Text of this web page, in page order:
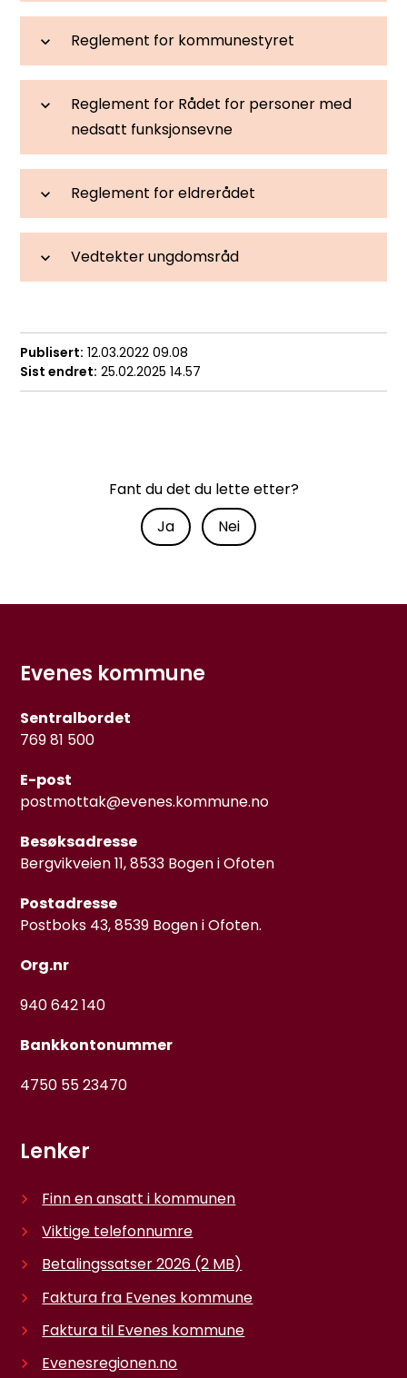
Reglement for kommunestyret
Reglement for Rådet for personer med
nedsatt funksjonsevne
Reglement for eldrerådet
Vedtekter ungdomsråd
Publisert 12.03.2022 09.08
Sist endret 25.02.2025 14.57
Fant du det du lette etter?
Ja
Nei
Evenes kommune
Sentralbordet
769 81 500
E-post
postmottak@evenes.kommune.no
Besøksadresse
Bergvikveien 11, 8533 Bogen i Ofoten
Postadresse
Postboks 43, 8539 Bogen i Ofoten.
Org.nr
940 642 140
Bankkontonummer
4750 55 23470
Lenker
Finn en ansatt i kommunen
Viktige telefonnumre
Betalingssatser 2026 (2 MB)
Faktura fra Evenes kommune
Faktura til Evenes kommune
Evenesregionen.no